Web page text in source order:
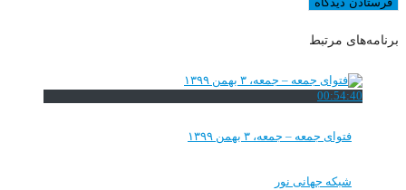
برنامه‌های مرتبط
00:54:40
فتوای جمعه – جمعه، ۳ بهمن ۱۳۹۹
شبکه جهانی نور